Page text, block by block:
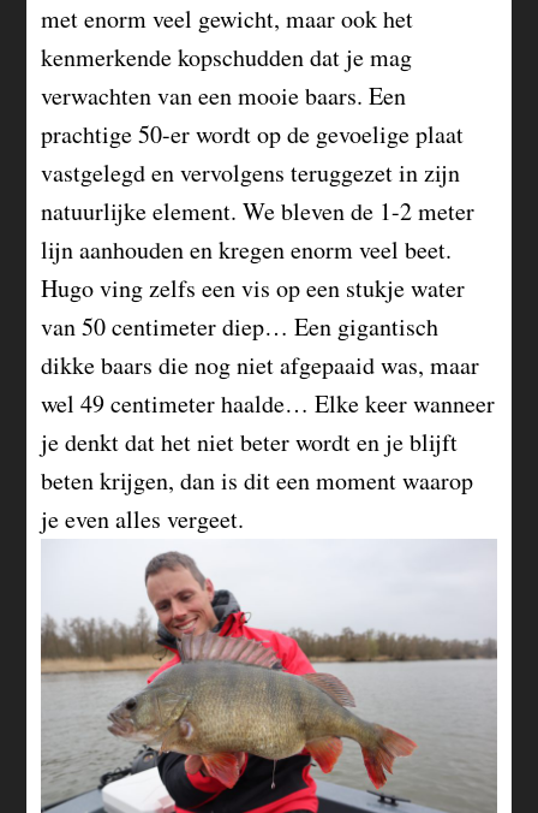
met enorm veel gewicht, maar ook het
kenmerkende kopschudden dat je mag
verwachten van een mooie baars. Een
prachtige 50-er wordt op de gevoelige plaat
vastgelegd en vervolgens teruggezet in zijn
natuurlijke element. We bleven de 1-2 meter
lijn aanhouden en kregen enorm veel beet.
Hugo ving zelfs een vis op een stukje water
van 50 centimeter diep… Een gigantisch
dikke baars die nog niet afgepaaid was, maar
wel 49 centimeter haalde… Elke keer wanneer
je denkt dat het niet beter wordt en je blijft
beten krijgen, dan is dit een moment waarop
je even alles vergeet.